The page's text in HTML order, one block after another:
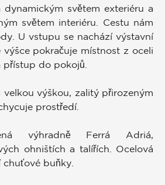
dynamickým světem exteriéru a
světem interiéru. Cestu nám
U vstupu se nachází výstavní
pokračuje místnost z oceli
přístup do pokojů.
velkou výškou, zalitý přirozeným
prostředí.
výhradně Ferrá Adriá,
ohništích a talířích. Ocelová
buňky.